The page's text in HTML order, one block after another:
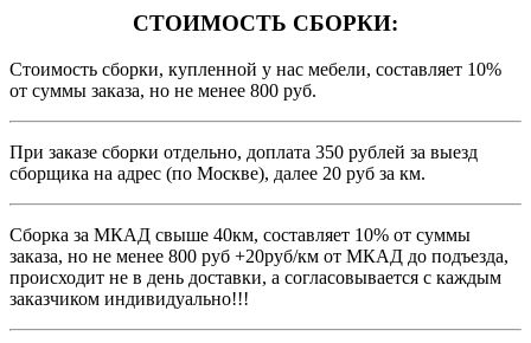
СТОИМОСТЬ СБОРКИ:
Стоимость сборки, купленной у нас мебели, составляет 10%
от суммы заказа, но не менее 800 руб.
При заказе сборки отдельно, доплата 350 рублей за выезд
сборщика на адрес (по Москве), далее 20 руб за км.
Сборка за МКАД свыше 40км, составляет 10% от суммы
заказа, но не менее 800 руб +20руб/км от МКАД до подъезда,
происходит не в день доставки, а согласовывается с каждым
заказчиком индивидуально!!!